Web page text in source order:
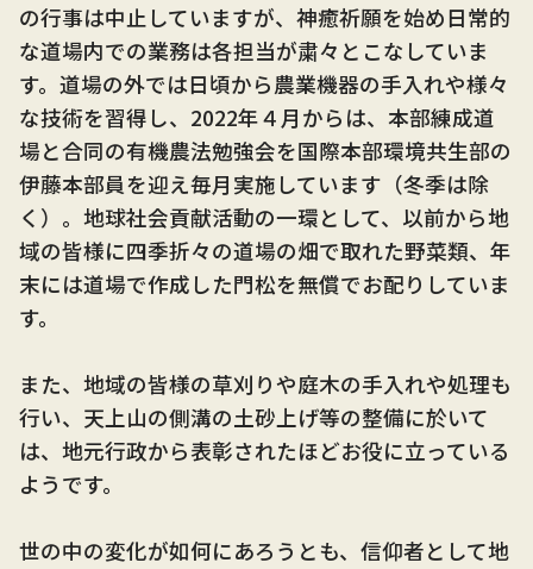
の行事は中止していますが、神癒祈願を始め日常的
な道場内での業務は各担当が粛々とこなしていま
す。道場の外では日頃から農業機器の手入れや様々
な技術を習得し、2022年４月からは、本部練成道
場と合同の有機農法勉強会を国際本部環境共生部の
伊藤本部員を迎え毎月実施しています（冬季は除
く）。地球社会貢献活動の一環として、以前から地
域の皆様に四季折々の道場の畑で取れた野菜類、年
末には道場で作成した門松を無償でお配りしていま
す。
また、地域の皆様の草刈りや庭木の手入れや処理も
行い、天上山の側溝の土砂上げ等の整備に於いて
は、地元行政から表彰されたほどお役に立っている
ようです。
世の中の変化が如何にあろうとも、信仰者として地